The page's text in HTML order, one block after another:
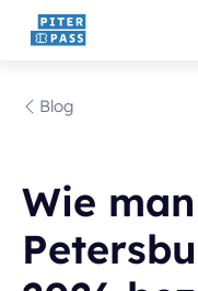
Blog
Wie